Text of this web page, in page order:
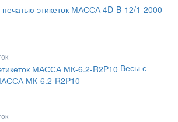
этикеток МАССА 4D-B-12/1-2000-
Весы с
МК-6.2-R2P10